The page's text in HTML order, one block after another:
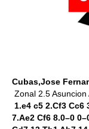
Cubas,Jose
Zonal 2.5 Asuncion
1.e4 c5 2.Cf3 Cc6
7.Ae2 Cf6 8.0–0